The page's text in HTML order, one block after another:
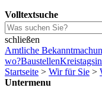
Volltextsuche
schließen
Amtliche
wo?Baustellen
Startseite > Wir für Sie >
Untermenu